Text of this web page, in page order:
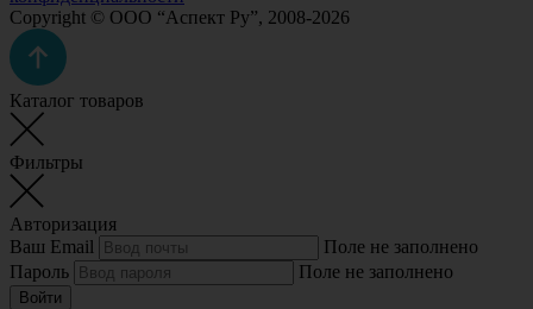
Copyright © ООО “Аспект Ру”, 2008-2026
Каталог товаров
Фильтры
Авторизация
Ваш Email
Поле не заполнено
Пароль
Поле не заполнено
Войти